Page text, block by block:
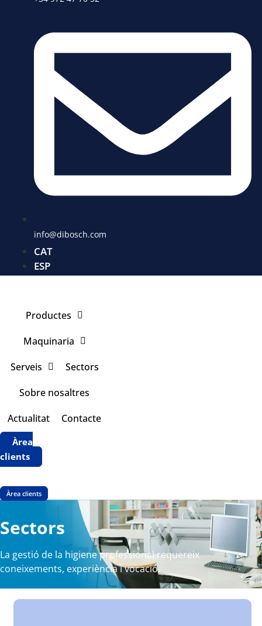
info@dibosch.com
CAT
ESP
Productes
Maquinaria
Serveis
Sectors
Sobre nosaltres
Actualitat
Contacte
Àrea
clients
Àrea clients
Sectors
La gestió de la higiene professional requereix
coneixements, experiència i vocació.